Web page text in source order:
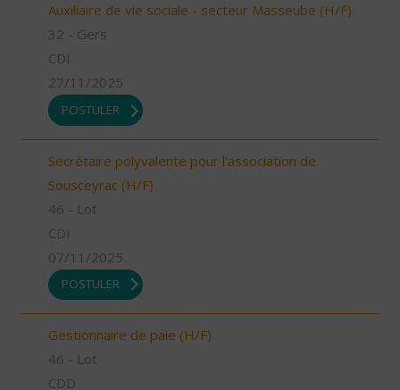
Auxiliaire de vie sociale - secteur Masseube (H/F)
32 - Gers
CDI
27/11/2025
POSTULER
Secrétaire polyvalente pour l'association de
Sousceyrac (H/F)
46 - Lot
CDI
07/11/2025
POSTULER
Gestionnaire de paie (H/F)
46 - Lot
CDD